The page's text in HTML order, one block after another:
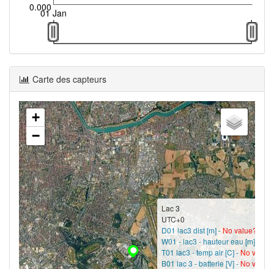
0.00001 Jan
Carte des capteurs
Lac 3
UTC+0
D01 lac3 dist [m] -No value?
W01 - lac3 - hauteur eau [m] -
T01 lac3 - temp air [C] -No value?
B01 lac 3 - batterie [V] -No value?
+
−